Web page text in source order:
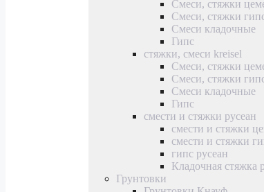
Смеси, стяжки
Смеси, стяжки
Смеси кладочные
Гипс
стяжки, смеси kreisel
Смеси, стяжки
Смеси, стяжки
Смеси кладочные
Гипс
смести и стяжки русеан
смести и стяжки
смести и стяжки
гипс русеан
Кладочная стяжка
Грунтовки